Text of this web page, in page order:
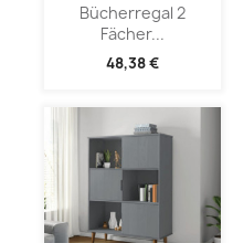
Bücherregal 2
Fächer...
48,38 €